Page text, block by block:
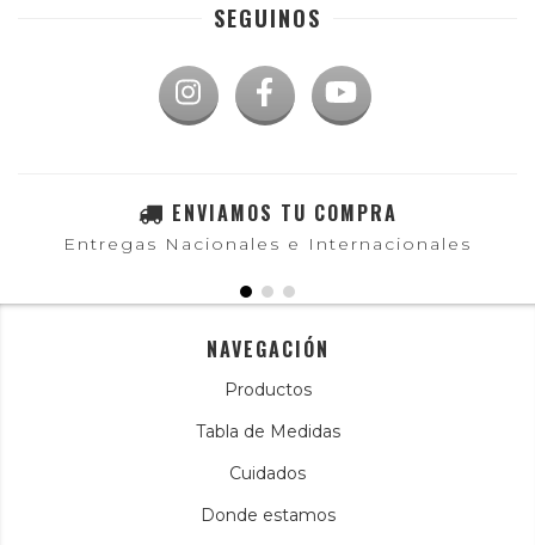
SEGUINOS
ENVIAMOS TU COMPRA
Entregas Nacionales e Internacionales
NAVEGACIÓN
Productos
Tabla de Medidas
Cuidados
Donde estamos